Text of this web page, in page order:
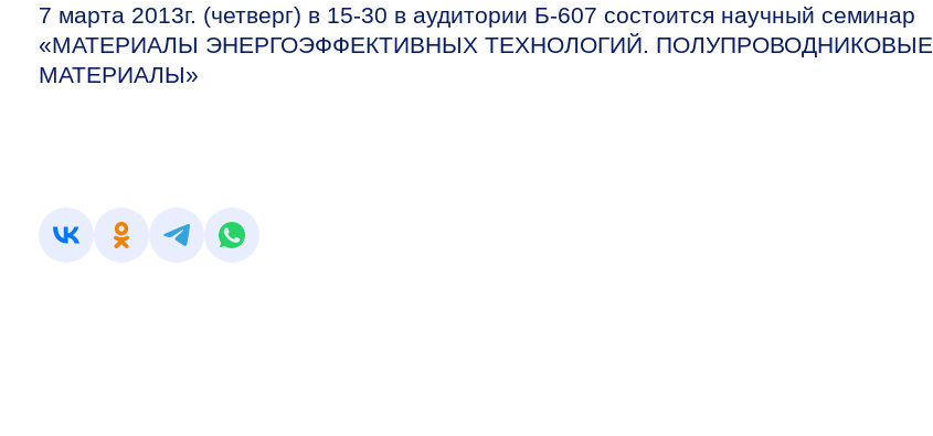
7 марта 2013г. (четверг) в 15-30 в аудитории Б-607 состоится научный семинар
«МАТЕРИАЛЫ ЭНЕРГОЭФФЕКТИВНЫХ ТЕХНОЛОГИЙ. ПОЛУПРОВОДНИКОВЫЕ
МАТЕРИАЛЫ»